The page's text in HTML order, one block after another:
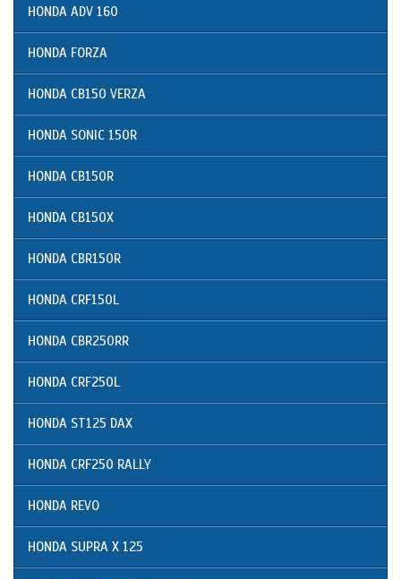
HONDA ADV 160
HONDA FORZA
HONDA CB150 VERZA
HONDA SONIC 150R
HONDA CB150R
HONDA CB150X
HONDA CBR150R
HONDA CRF150L
HONDA CBR250RR
HONDA CRF250L
HONDA ST125 DAX
HONDA CRF250 RALLY
HONDA REVO
HONDA SUPRA X 125